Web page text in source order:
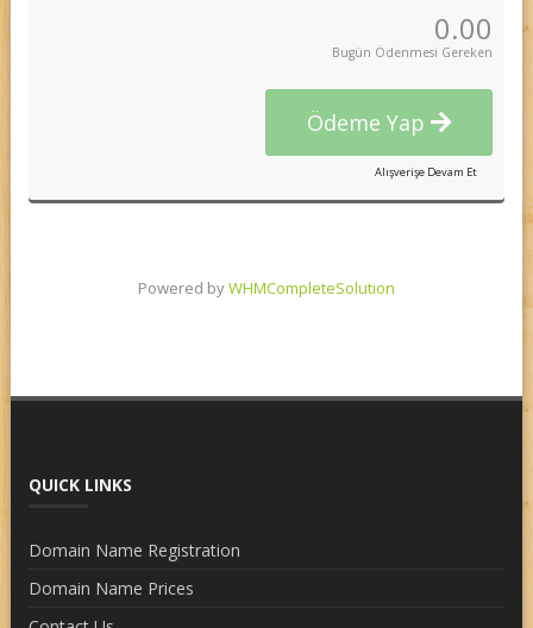
0.00
Bugün Ödenmesi Gereken
Ödeme Yap
Alışverişe Devam Et
Powered byWHMCompleteSolution
QUICK LINKS
Domain Name Registration
Domain Name Prices